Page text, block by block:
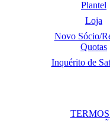
Plantel
Loja
Novo Sócio/
Quotas
Inquérito de